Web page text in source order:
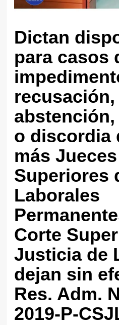
Dictan
para casos
recusación,
o discordia
más Jueces
Superiores
Laborales
Corte
Justicia de
dejan sin
Res. Adm.
2019-P-